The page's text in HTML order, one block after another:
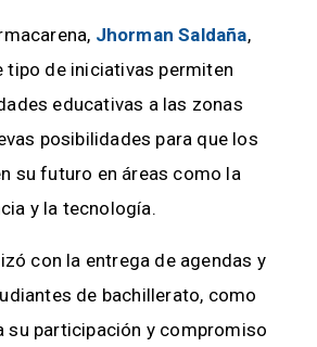
Jhorman Saldaña,
tipo de iniciativas permiten
educativas a las zonas
posibilidades para que los
su futuro en áreas como la
y la tecnología.
con la entrega de agendas y
de bachillerato, como
su participación y compromiso